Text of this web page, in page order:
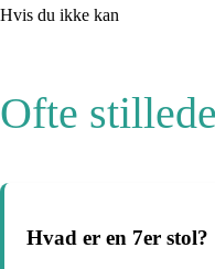
Hvis du ikke kan
Ofte
Hvad er en 7er stol?